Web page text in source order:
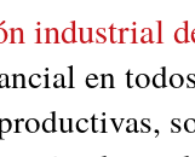
industrial
en